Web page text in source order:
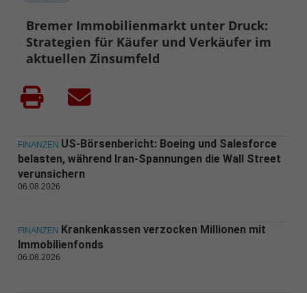
Bremer Immobilienmarkt unter Druck:
Strategien für Käufer und Verkäufer im
aktuellen Zinsumfeld
FINANZEN US-Börsenbericht: Boeing und Salesforce
belasten, während Iran-Spannungen die Wall Street
verunsichern
06.08.2026
FINANZEN Krankenkassen verzocken Millionen mit
Immobilienfonds
06.08.2026